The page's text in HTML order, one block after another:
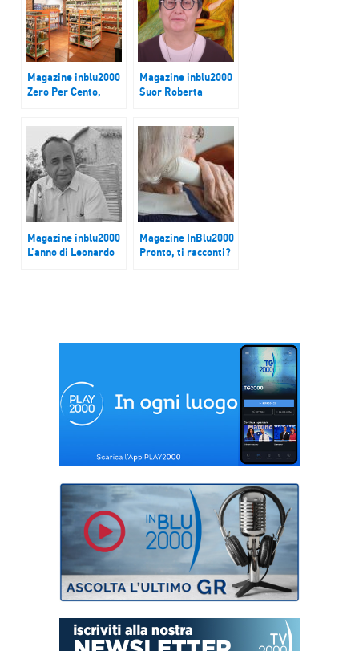
Magazine inblu2000
Zero Per Cento,
Magazine inblu2000
Suor Roberta
Magazine inblu2000
L’anno di Leonardo
Magazine InBlu2000
Pronto, ti racconti?